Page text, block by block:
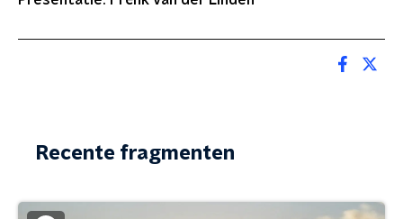
Recente fragmenten